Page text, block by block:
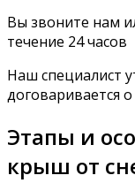
Вы звоните нам
течение 24 часов
Наш специалист
договаривается
Этапы и
крыш от